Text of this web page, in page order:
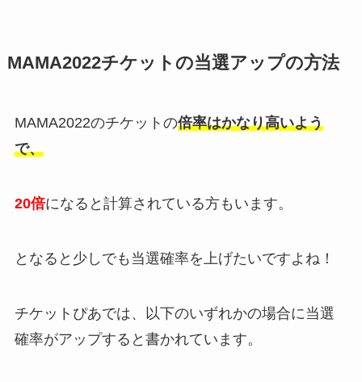
MAMA2022チケットの当選アップの方法
MAMA2022のチケットの倍率はかなり高いよう
で、
20倍になると計算されている方もいます。
となると少しでも当選確率を上げたいですよね！
チケットぴあでは、以下のいずれかの場合に当選
確率がアップすると書かれています。